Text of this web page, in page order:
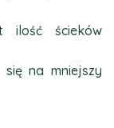
ilość ścieków
się na mniejszy